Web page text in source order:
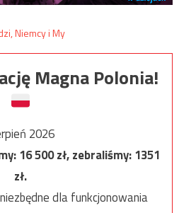
Magna Polonia!
2026
16 500zł, zebraliśmy:1351
zł.
dla funkcjonowania